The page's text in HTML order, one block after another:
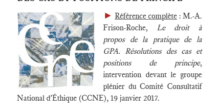
► Référence complète : M.-A.
Frison-Roche, Le droit à
propos de la pratique de la
GPA. Résolutions des cas et
positions de principe,
intervention devant le groupe
plénier du Comité Consultatif
National d'Éthique (CCNE), 19 janvier 2017.